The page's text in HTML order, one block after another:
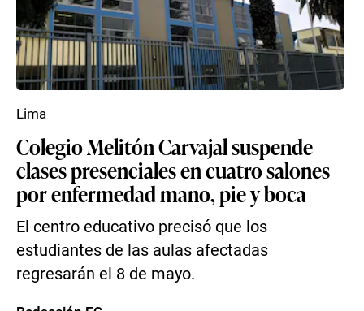
Colegio Melitón Carvajal suspende
clases presenciales en cuatro salones
por enfermedad mano, pie y boca
El centro educativo precisó que los
estudiantes de las aulas afectadas
regresarán el 8 de mayo.
Lima